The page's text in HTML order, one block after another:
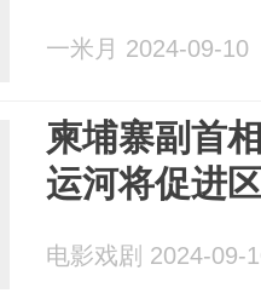
一米月 2024-09-10
柬埔寨副首
运河将促进
电影戏剧 2024-09-